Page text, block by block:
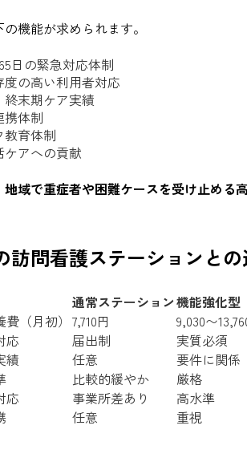
機能が求められます。
日の緊急対応体制
度の高い利用者対応
終末期ケア実績
携体制
教育体制
ケアへの貢献
地域で重症者や困難ケースを受け止める
訪問看護ステーションとの
通常ステーション機能強化型
（月初） 7,710円
9,030〜
応
届出制
実質必須
績
任意
要件に関係
比較的緩やか
厳格
応
事業所差あり
高水準
任意 重視